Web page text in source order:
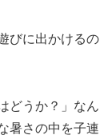
びに出かけるの
どうか？」なん
暑さの中を子連